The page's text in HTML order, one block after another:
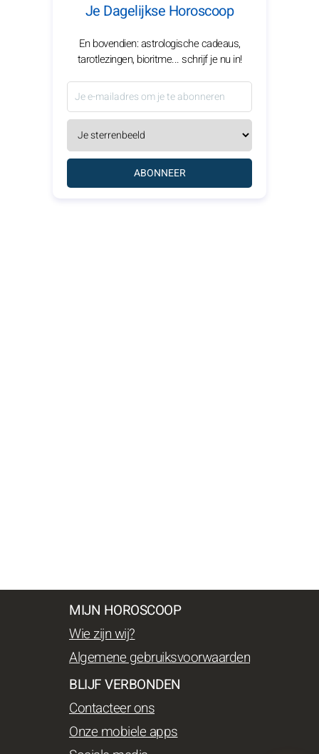
Je Dagelijkse Horoscoop
En bovendien: astrologische cadeaus,
tarotlezingen, bioritme... schrijf je nu in!
ABONNEER
MIJN HOROSCOOP
Wie zijn wij?
Algemene gebruiksvoorwaarden
BLIJF VERBONDEN
Contacteer ons
Onze mobiele apps